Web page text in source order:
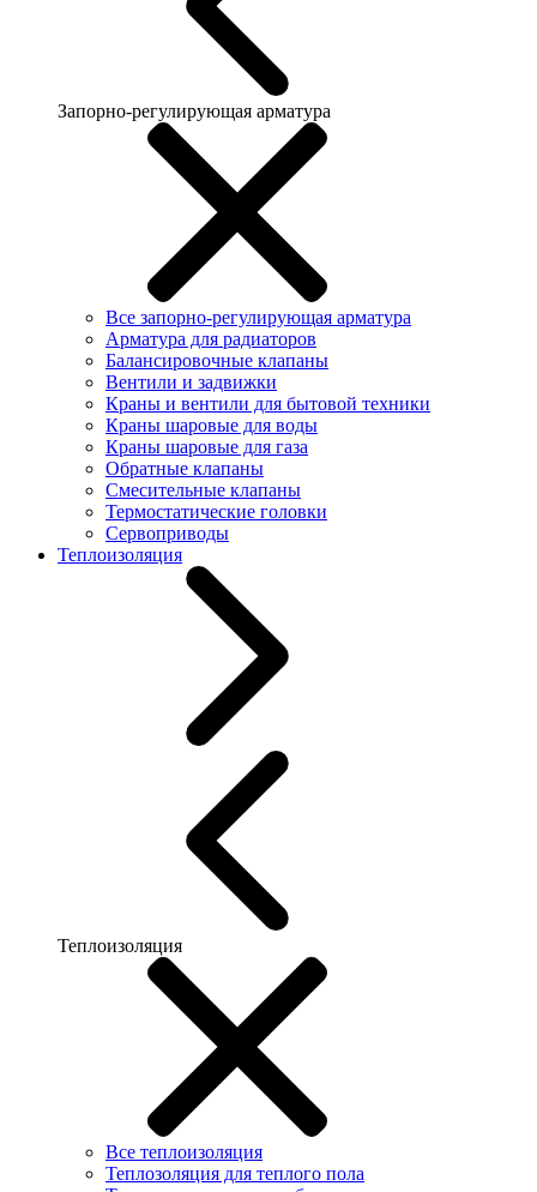
Запорно-регулирующая арматура
Все запорно-регулирующая арматура
Арматура для радиаторов
Балансировочные клапаны
Вентили и задвижки
Краны и вентили для бытовой техники
Краны шаровые для воды
Краны шаровые для газа
Обратные клапаны
Смесительные клапаны
Термостатические головки
Сервоприводы
Теплоизоляция
Теплоизоляция
Все теплоизоляция
Теплозоляция для теплого пола